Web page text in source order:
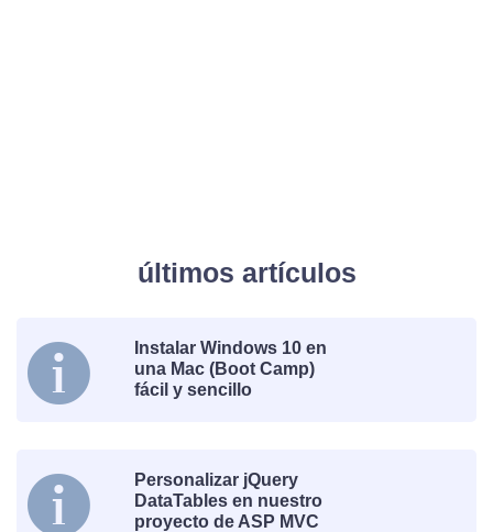
últimos artículos
Instalar Windows 10 en
una Mac (Boot Camp)
fácil y sencillo
Personalizar jQuery
DataTables en nuestro
proyecto de ASP MVC